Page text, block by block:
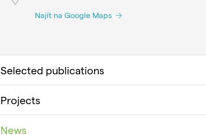
Najít na Google Maps
Selected publications
Projects
News